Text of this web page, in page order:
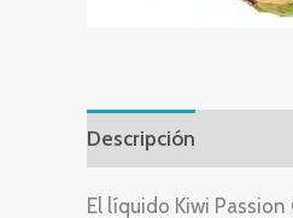
Descripción
El líquido Kiwi